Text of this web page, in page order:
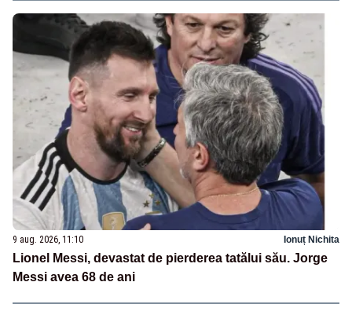
9 aug. 2026, 11:10 Ionuț Nichita
Lionel Messi, devastat de pierderea tatălui său. Jorge
Messi avea 68 de ani